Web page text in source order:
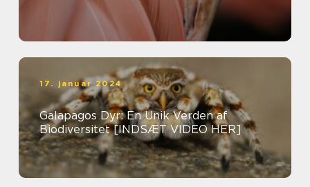
17. januar 2024
Galapagos Dyr: En Unik Verden af
Biodiversitet [INDSÆT VIDEO HER]